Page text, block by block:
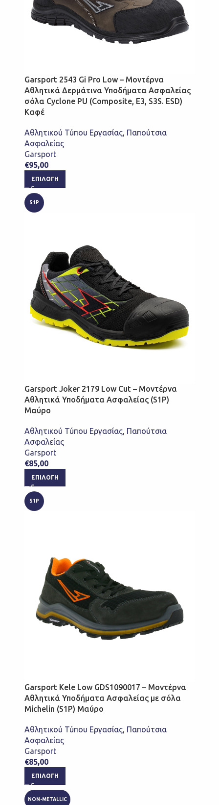
Garsport 2543 Gi Pro Low – Μοντέρνα
Αθλητικά Δερμάτινα Υποδήματα Ασφαλείας
σόλα Cyclone PU (Composite, E3, S3S. ESD)
Καφέ
Αθλητικού Τύπου Εργασίας, Παπούτσια
Ασφαλείας
Garsport
€95,00
ΕΠΙΛΟΓΉ
S1P
Garsport Joker 2179 Low Cut – Μοντέρνα
Αθλητικά Υποδήματα Ασφαλείας (S1P)
Μαύρο
Αθλητικού Τύπου Εργασίας, Παπούτσια
Ασφαλείας
Garsport
€85,00
ΕΠΙΛΟΓΉ
S1P
Garsport Kele Low GDS1090017 – Μοντέρνα
Αθλητικά Υποδήματα Ασφαλείας με σόλα
Michelin (S1P) Μαύρο
Αθλητικού Τύπου Εργασίας, Παπούτσια
Ασφαλείας
Garsport
€85,00
ΕΠΙΛΟΓΉ
NON-METALLIC